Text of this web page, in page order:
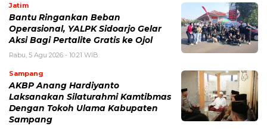
Jatim
Bantu Ringankan Beban
Operasional, YALPK Sidoarjo Gelar
Aksi Bagi Pertalite Gratis ke Ojol
Rabu, 5 Agu 2026 - 10:21 WIB
Sampang
AKBP Anang Hardiyanto
Laksanakan Silaturahmi Kamtibmas
Dengan Tokoh Ulama Kabupaten
Sampang